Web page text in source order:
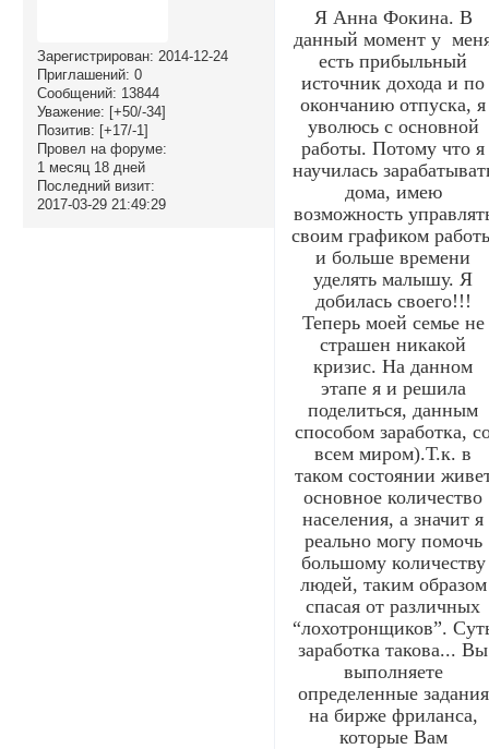
Зарегистрирован: 2014-12-24
Приглашений: 0
Сообщений: 13844
Уважение: [+50/-34]
Позитив: [+17/-1]
Провел на форуме:
1 месяц 18 дней
Последний визит:
2017-03-29 21:49:29
Я Анна Фокина. В
данный момент у
есть прибыльный
источник дохода и по
окончанию отпуска, я
уволюсь с основной
работы. Потому что я
научилась
дома, имею
возможность
своим графиком
и больше времени
уделять малышу. Я
добилась своего!!!
Теперь моей семье не
страшен никакой
кризис. На данном
этапе я и решила
поделиться, данным
способом заработка,
всем миром).Т.к. в
таком состоянии
основное количество
населения, а значит я
реально могу помочь
большому количеству
людей, таким образом
спасая от различных
“лохотронщиков”.
заработка такова... Вы
выполняете
определенные задания
на бирже фриланса,
которые Вам